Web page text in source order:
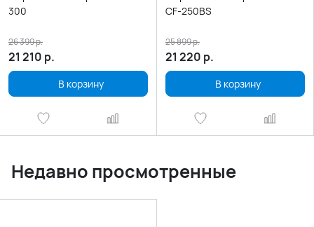
300
21 210 р.
26 399р.
В корзину
CF-250BS
21 220 р.
25 899р.
В корзину
Недавно просмотренные